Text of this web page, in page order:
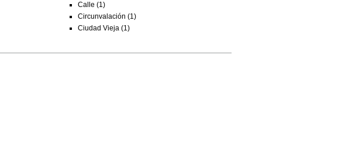
Calle (1)
Circunvalación (1)
Ciudad Vieja (1)